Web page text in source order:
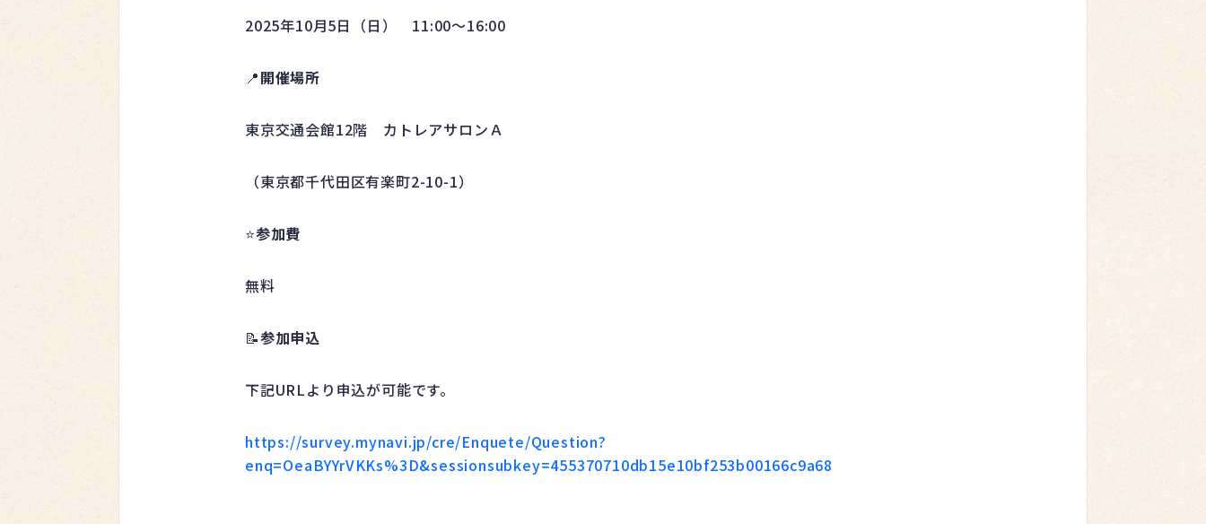
2025年10月5日（日） 11:00～16:00
📍開催場所
東京交通会館12階 カトレアサロンＡ
（東京都千代田区有楽町2-10-1）
⭐️参加費
無料
📝参加申込
下記URLより申込が可能です。
https://survey.mynavi.jp/cre/Enquete/Question?
enq=OeaBYYrVKKs%3D&sessionsubkey=455370710db15e10bf253b00166c9a68